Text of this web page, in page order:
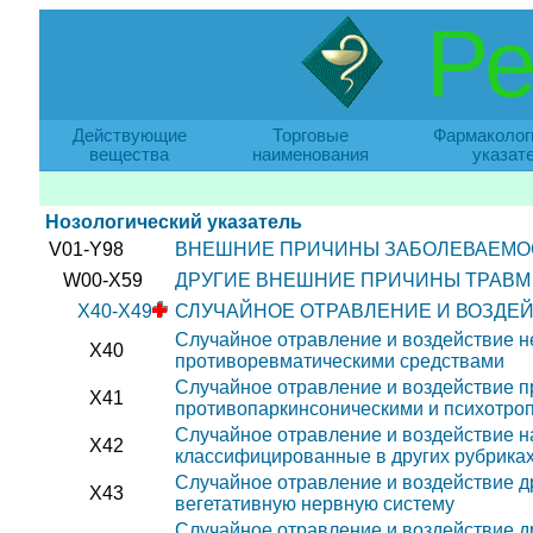
Действующие
вещества
Торговые
наименования
Нозологический указатель
V01-Y98
ВНЕШНИЕ ПРИЧИНЫ
W00-X59
ДРУГИЕ ВНЕШНИЕ ПРИЧИНЫ
X40-X49
СЛУЧАЙНОЕ ОТРАВЛЕНИЕ И
X40
Случайное отравление и
противоревматическими средствами
X41
Случайное отравление и воздействие
противопаркинсоническими и
X42
Случайное отравление и воздействие
классифицированные в других
X43
Случайное отравление и воздействие
вегетативную нервную систему